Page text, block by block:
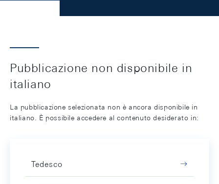
Pubblicazione non disponibile in
italiano
La pubblicazione selezionata non è ancora disponibile in
italiano. È possibile accedere al contenuto desiderato in:
Tedesco